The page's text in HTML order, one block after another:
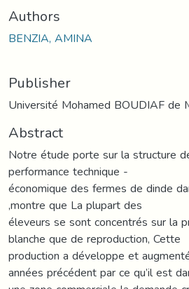
Authors
BENZIA, AMINA
Publisher
Université Mohamed BOUDIAF de
Abstract
Notre étude porte sur la structure
performance technique -
économique des fermes de dinde
,montre que La plupart des
éleveurs se sont concentrés sur la
blanche que de reproduction, Cette
production a développe et
années précédent par ce qu’il est